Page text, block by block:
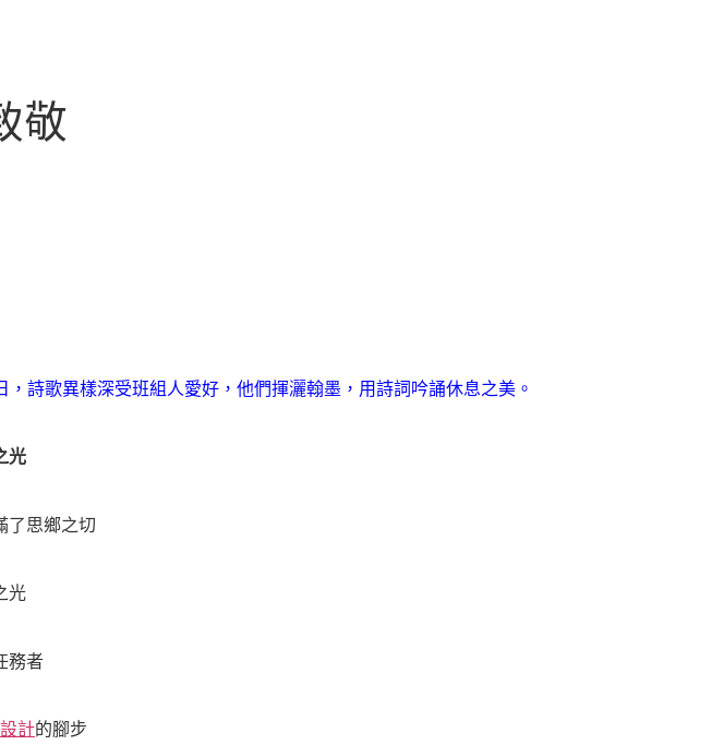
敬
詩歌異樣深受班組人愛好，他們揮灑翰墨，用詩詞吟誦休息之美。
光
了思鄉之切
光
務者
計的腳步